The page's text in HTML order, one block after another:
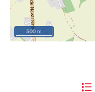
500 m